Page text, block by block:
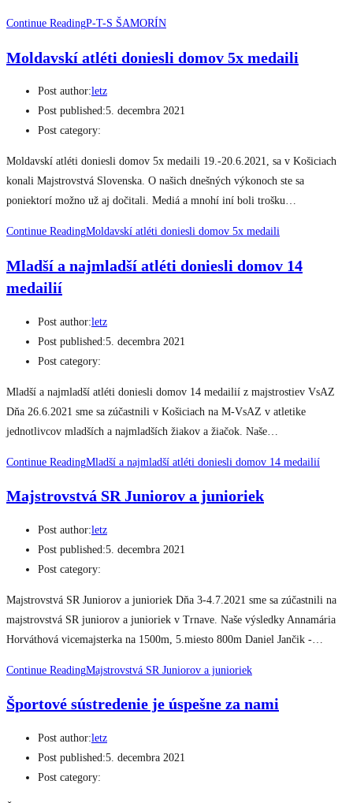
Continue ReadingP-T-S ŠAMORÍN
Moldavskí atléti doniesli domov 5x medaili
Post author:letz
Post published:5. decembra 2021
Post category:
Moldavskí atléti doniesli domov 5x medaili 19.-20.6.2021, sa v Košiciach
konali Majstrovstvá Slovenska. O našich dnešných výkonoch ste sa
poniektorí možno už aj dočitali. Mediá a mnohí iní boli trošku…
Continue ReadingMoldavskí atléti doniesli domov 5x medaili
Mladší a najmladší atléti doniesli domov 14
medailií
Post author:letz
Post published:5. decembra 2021
Post category:
Mladší a najmladší atléti doniesli domov 14 medailií z majstrostiev VsAZ
Dňa 26.6.2021 sme sa zúčastnili v Košiciach na M-VsAZ v atletike
jednotlivcov mladších a najmladších žiakov a žiačok. Naše…
Continue ReadingMladší a najmladší atléti doniesli domov 14 medailií
Majstrovstvá SR Juniorov a junioriek
Post author:letz
Post published:5. decembra 2021
Post category:
Majstrovstvá SR Juniorov a junioriek Dňa 3-4.7.2021 sme sa zúčastnili na
majstrovstvá SR juniorov a junioriek v Trnave. Naše výsledky Annamária
Horváthová vicemajsterka na 1500m, 5.miesto 800m Daniel Jančik -…
Continue ReadingMajstrovstvá SR Juniorov a junioriek
Športové sústredenie je úspešne za nami
Post author:letz
Post published:5. decembra 2021
Post category: